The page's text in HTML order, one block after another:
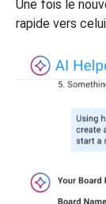
Une fois le
rapide vers